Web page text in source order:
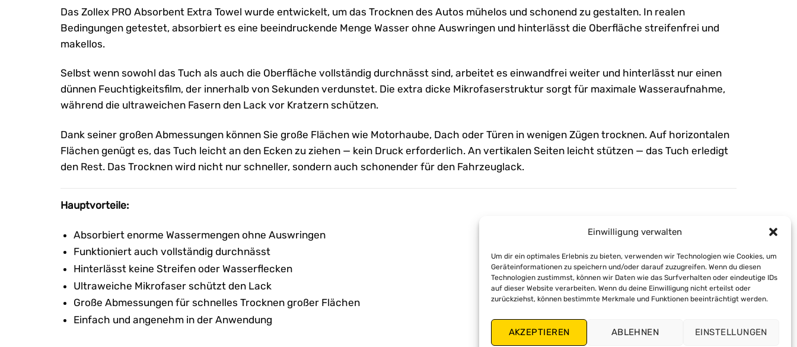
Einwilligung verwalten
Um dir ein optimales Erlebnis zu bieten, verwenden wir Technologien wie Cookies, um
Geräteinformationen zu speichern und/oder darauf zuzugreifen. Wenn du diesen
Technologien zustimmst, können wir Daten wie das Surfverhalten oder eindeutige IDs
auf dieser Website verarbeiten. Wenn du deine Einwilligung nicht erteilst oder
zurückziehst, können bestimmte Merkmale und Funktionen beeinträchtigt werden.
AKZEPTIEREN ABLEHNEN EINSTELLUNGEN
Das Zollex PRO Absorbent Extra Towel wurde entwickelt, um das Trocknen des Autos mühelos und schonend zu gestalten. In realen
Bedingungen getestet, absorbiert es eine beeindruckende Menge Wasser ohne Auswringen und hinterlässt die Oberfläche streifenfrei und
makellos.
Selbst wenn sowohl das Tuch als auch die Oberfläche vollständig durchnässt sind, arbeitet es einwandfrei weiter und hinterlässt nur einen
dünnen Feuchtigkeitsfilm, der innerhalb von Sekunden verdunstet. Die extra dicke Mikrofaserstruktur sorgt für maximale Wasseraufnahme,
während die ultraweichen Fasern den Lack vor Kratzern schützen.
Dank seiner großen Abmessungen können Sie große Flächen wie Motorhaube, Dach oder Türen in wenigen Zügen trocknen. Auf horizontalen
Flächen genügt es, das Tuch leicht an den Ecken zu ziehen — kein Druck erforderlich. An vertikalen Seiten leicht stützen — das Tuch erledigt
den Rest. Das Trocknen wird nicht nur schneller, sondern auch schonender für den Fahrzeuglack.
Hauptvorteile:
Absorbiert enorme Wassermengen ohne Auswringen
Funktioniert auch vollständig durchnässt
Hinterlässt keine Streifen oder Wasserflecken
Ultraweiche Mikrofaser schützt den Lack
Große Abmessungen für schnelles Trocknen großer Flächen
Einfach und angenehm in der Anwendung